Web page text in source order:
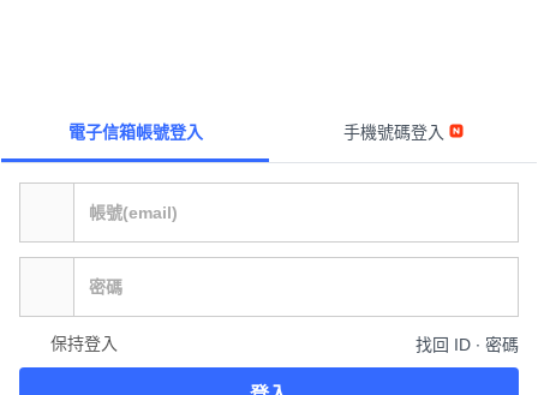
電子信箱帳號登入 手機號碼登入
保持登入 找回 ID ∙ 密碼